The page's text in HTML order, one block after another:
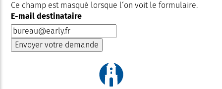
Ce champ est masqué lorsque l‘on voit le formulaire.
E-mail destinataire